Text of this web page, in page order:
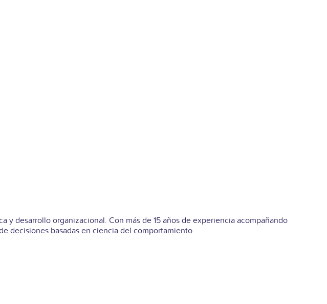
desarrollo organizacional. Con más de 15 años de experiencia acompañando
decisiones basadas en ciencia del comportamiento.